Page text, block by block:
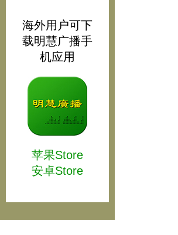
海外用户可下
载明慧广播手
机应用
苹果Store
安卓Store